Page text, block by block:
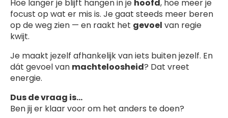
Hoe langer je blijft hangen in je hoofd, hoe meer je
focust op wat er mis is. Je gaat steeds meer beren
op de weg zien — en raakt het gevoel van regie
kwijt.
Je maakt jezelf afhankelijk van iets buiten jezelf. En
dát gevoel van machteloosheid? Dat vreet
energie.
Dus de vraag is...
Ben jij er klaar voor om het anders te doen?